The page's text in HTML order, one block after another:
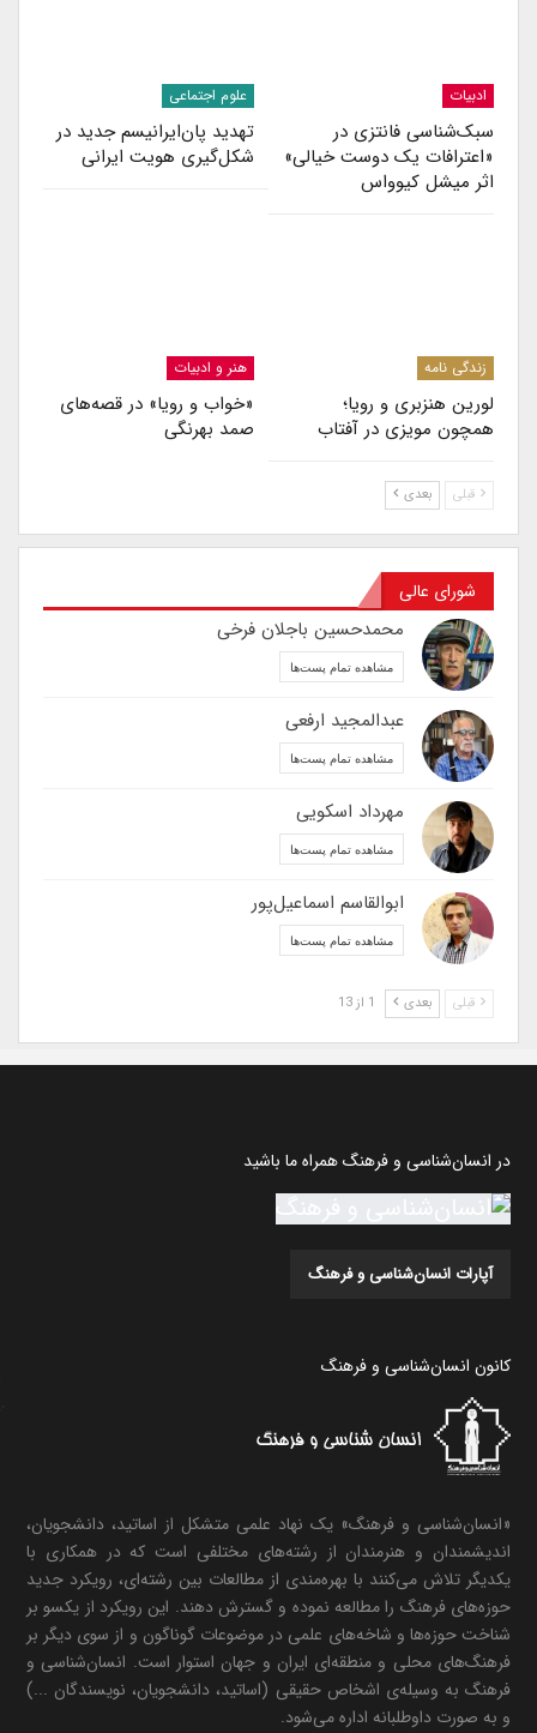
ادبیات
سبک‌شناسی فانتزی در
«اعترافات یک دوست خیالی»
اثر میشل کیوواس
علوم اجتماعی
تهدید پان‌ایرانیسم جدید در
شکل‌گیری هویت ایرانی
زندگی نامه
لورین هنزبری و رویا؛
همچون مویزی در آفتاب
هنر و ادبیات
«خواب و رویا» در قصه‌های
صمد بهرنگی
قبلی بعدی
شورای عالی
محمدحسین باجلان فرخی
مشاهده تمام پست‌ها
عبدالمجید ارفعی
مشاهده تمام پست‌ها
مهرداد اسکویی
مشاهده تمام پست‌ها
ابوالقاسم اسماعیل‌پور
مشاهده تمام پست‌ها
قبلی بعدی
در انسان‌شناسی و فرهنگ همراه ما باشید
آپارات انسان‌شناسی و فرهنگ
کانون انسان‌شناسی و فرهنگ
«انسان‌شناسی و فرهنگ» یک نهاد علمی متشکل از اساتید، دانشجویان،
اندیشمندان و هنرمندان از رشته‌های مختلفی است که در همکاری با
یکدیگر تلاش می‌کنند با بهره‌مندی از مطالعات بین رشته‌ای، رویکرد جدید
حوزه‌های فرهنگ را مطالعه نموده و گسترش دهند. این رویکرد از یکسو بر
شناخت حوزه‌ها و شاخه‌های علمی در موضوعات گوناگون و از سوی دیگر بر
فرهنگ‌های محلی و منطقه‌ای ایران و جهان استوار است. انسان‌شناسی و
فرهنگ به وسیله‌ی اشخاص حقیقی (اساتید، دانشجویان، نویسندگان ...)
و به صورت داوطلبانه اداره می‌شود.